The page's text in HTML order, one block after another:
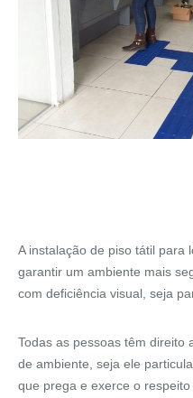
A instalação de piso tátil para
garantir um ambiente mais
com deficiência visual, seja
Todas as pessoas têm direito
de ambiente, seja ele
que prega e exerce o